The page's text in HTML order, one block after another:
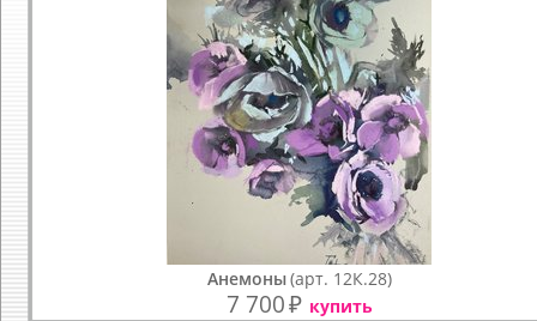
Анемоны(арт. 12К.28)
7 700₽ купить